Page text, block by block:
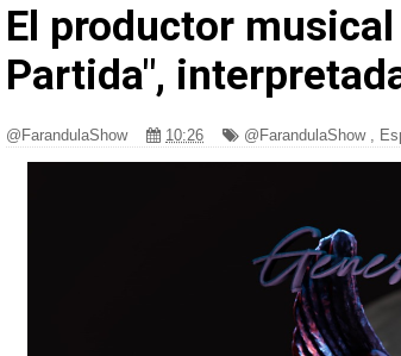
El productor
Partida",
@FarandulaShow 10:26 @FarandulaShow,